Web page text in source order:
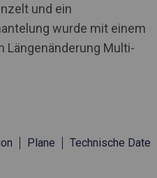
und ein
wurde mit einem
Längenänderung Multi-
Plane Technische Daten